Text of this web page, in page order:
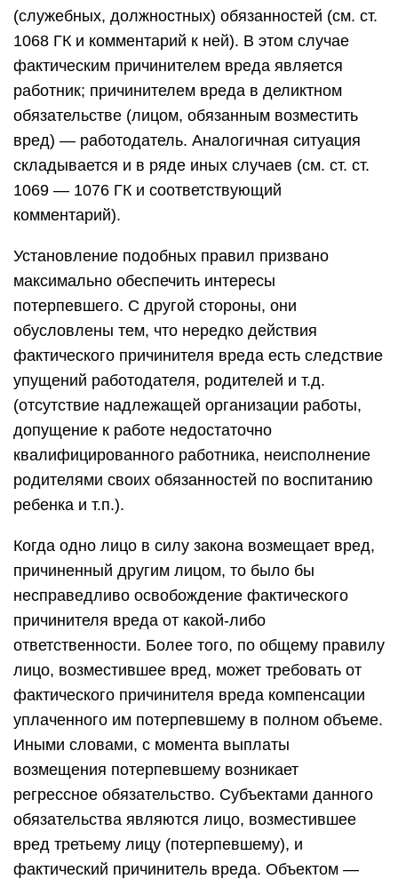
(служебных, должностных) обязанностей (см. ст.
1068 ГК и комментарий к ней). В этом случае
фактическим причинителем вреда является
работник; причинителем вреда в деликтном
обязательстве (лицом, обязанным возместить
вред) — работодатель. Аналогичная ситуация
складывается и в ряде иных случаев (см. ст. ст.
1069 — 1076 ГК и соответствующий
комментарий).
Установление подобных правил призвано
максимально обеспечить интересы
потерпевшего. С другой стороны, они
обусловлены тем, что нередко действия
фактического причинителя вреда есть следствие
упущений работодателя, родителей и т.д.
(отсутствие надлежащей организации работы,
допущение к работе недостаточно
квалифицированного работника, неисполнение
родителями своих обязанностей по воспитанию
ребенка и т.п.).
Когда одно лицо в силу закона возмещает вред,
причиненный другим лицом, то было бы
несправедливо освобождение фактического
причинителя вреда от какой-либо
ответственности. Более того, по общему правилу
лицо, возместившее вред, может требовать от
фактического причинителя вреда компенсации
уплаченного им потерпевшему в полном объеме.
Иными словами, с момента выплаты
возмещения потерпевшему возникает
регрессное обязательство. Субъектами данного
обязательства являются лицо, возместившее
вред третьему лицу (потерпевшему), и
фактический причинитель вреда. Объектом —